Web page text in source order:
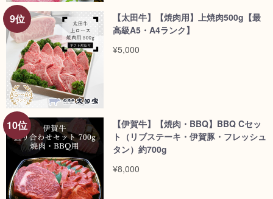
【太田牛】【焼肉用】上焼肉500g【最
高級A5・A4ランク】
¥5,000
【伊賀牛】【焼肉・BBQ】BBQ Cセッ
ト（リブステーキ・伊賀豚・フレッシュ
タン）約700g
¥8,000